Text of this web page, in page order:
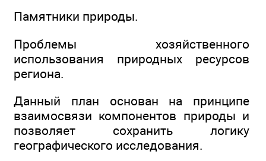
Памятники природы.
Проблемы хозяйственного
использования природных ресурсов
региона.
Данный план основан на принципе
взаимосвязи компонентов природы и
позволяет сохранить логику
географического исследования.